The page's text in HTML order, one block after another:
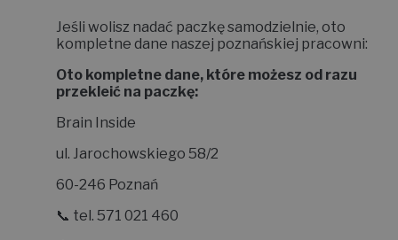
Jeśli wolisz nadać paczkę samodzielnie, oto
kompletne dane naszej poznańskiej pracowni:
Oto kompletne dane, które możesz od razu
przekleić na paczkę:
Brain Inside
ul. Jarochowskiego 58/2
60-246 Poznań
📞 tel. 571 021 460